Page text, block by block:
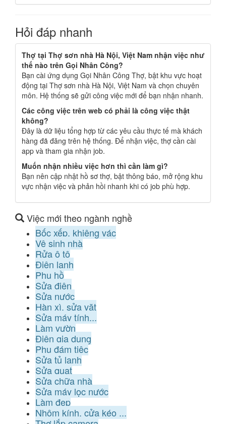
Hỏi đáp nhanh
Thợ tại Thợ sơn nhà Hà Nội, Việt Nam nhận việc như
thế nào trên Gọi Nhân Công?
Bạn cài ứng dụng Gọi Nhân Công Thợ, bật khu vực hoạt
động tại Thợ sơn nhà Hà Nội, Việt Nam và chọn chuyên
môn. Hệ thống sẽ gửi công việc mới để bạn nhận nhanh.
Các công việc trên web có phải là công việc thật
không?
Đây là dữ liệu tổng hợp từ các yêu cầu thực tế mà khách
hàng đã đăng trên hệ thống. Để nhận việc, thợ cần cài
app và tham gia nhận job.
Muốn nhận nhiều việc hơn thì cần làm gì?
Bạn nên cập nhật hồ sơ thợ, bật thông báo, mở rộng khu
vực nhận việc và phản hồi nhanh khi có job phù hợp.
Việc mới theo ngành nghề
Bốc xếp, khiêng vác
Vệ sinh nhà
Rửa ô tô
Điện lạnh
Phụ hồ
Sửa điện
Sửa nước
Hàn xì, sửa vặt
Sửa máy tính...
Làm vườn
Điện gia dụng
Phụ đám tiệc
Sửa tủ lạnh
Sửa quạt
Sửa chữa nhà
Sửa máy lọc nước
Làm đẹp
Nhôm kính, cửa kéo ...